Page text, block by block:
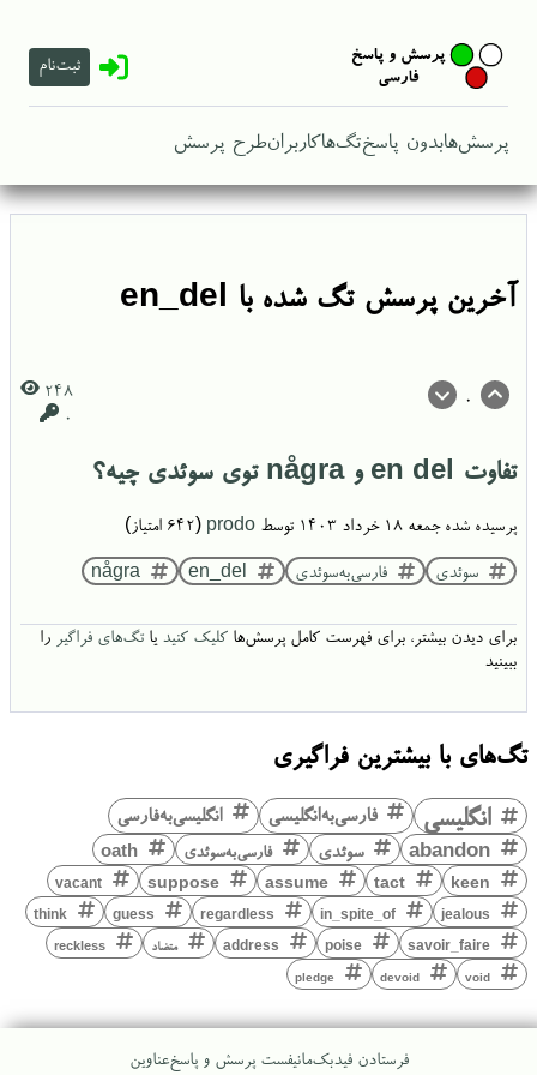
ثبت‌نام
پرسش‌هابدون پاسختگ‌هاکاربرانطرح پرسش
تگ‌های با بیشترین فراگیری
انگلیسی
فارسی‌به‌انگلیسی انگلیسی‌به‌فارسی
abandon سوئدی فارسی‌به‌سوئدی
oath
keen
tact
assume
suppose
vacant
jealous
in_spite_of
regardless
guess
think
savoir_faire
poise
address متضاد reckless
void
devoid
pledge
آخرین پرسش تگ شده با en_del
0
248
0
تفاوت en del و några توی سوئدی چیه؟
پرسیده شده جمعه ۱۸ خرداد ۱۴۰۳ توسط prodo
(
642 امتیاز)
سوئدی فارسی‌به‌سوئدی en_del
några
برای دیدن بیشتر، برای فهرست کامل پرسش‌ها کلیک کنید یا تگ‌های فراگیر را
ببینید
فرستادن فیدبکمانیفست پرسش و پاسخعناوین